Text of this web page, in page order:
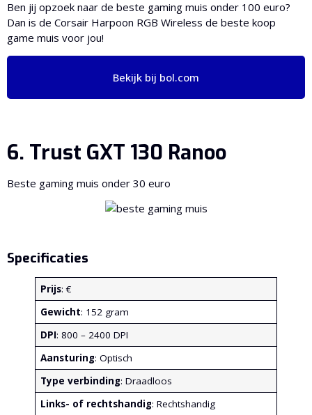
Ben jij opzoek naar de beste gaming muis onder 100 euro?
Dan is de Corsair Harpoon RGB Wireless de beste koop
game muis voor jou!
Bekijk bij bol.com
6. Trust GXT 130 Ranoo
Beste gaming muis onder 30 euro
Specificaties
Prijs: €
Gewicht: 152 gram
DPI: 800 – 2400 DPI
Aansturing: Optisch
Type verbinding: Draadloos
Links- of rechtshandig: Rechtshandig